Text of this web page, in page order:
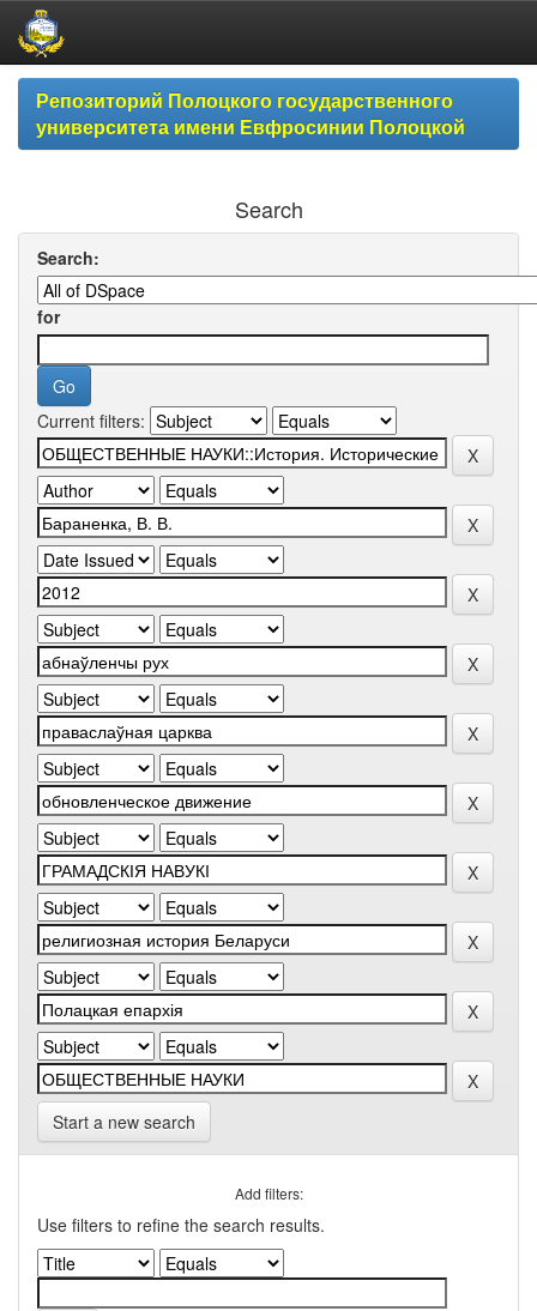
Skip
navigationРепозиторий Полоцкого государственного
университета имени Евфросинии Полоцкой
Search
Search:
for
Current filters:
Start a new search
Add filters:
Use filters to refine the search results.